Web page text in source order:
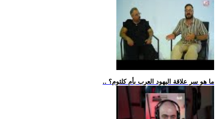
.. ما هو سر علاقة اليهود العرب بأم كلثوم؟